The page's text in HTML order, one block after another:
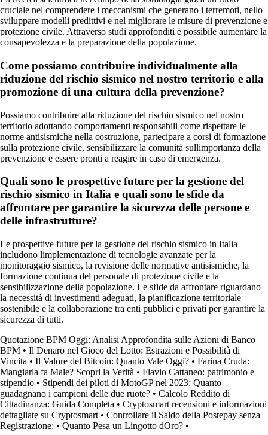
cruciale nel comprendere i meccanismi che generano i terremoti, nello
sviluppare modelli predittivi e nel migliorare le misure di prevenzione e
protezione civile. Attraverso studi approfonditi è possibile aumentare la
consapevolezza e la preparazione della popolazione.
Come possiamo contribuire individualmente alla
riduzione del rischio sismico nel nostro territorio e alla
promozione di una cultura della prevenzione?
Possiamo contribuire alla riduzione del rischio sismico nel nostro
territorio adottando comportamenti responsabili come rispettare le
norme antisismiche nella costruzione, partecipare a corsi di formazione
sulla protezione civile, sensibilizzare la comunità sullimportanza della
prevenzione e essere pronti a reagire in caso di emergenza.
Quali sono le prospettive future per la gestione del
rischio sismico in Italia e quali sono le sfide da
affrontare per garantire la sicurezza delle persone e
delle infrastrutture?
Le prospettive future per la gestione del rischio sismico in Italia
includono limplementazione di tecnologie avanzate per la
monitoraggio sismico, la revisione delle normative antisismiche, la
formazione continua del personale di protezione civile e la
sensibilizzazione della popolazione. Le sfide da affrontare riguardano
la necessità di investimenti adeguati, la pianificazione territoriale
sostenibile e la collaborazione tra enti pubblici e privati per garantire la
sicurezza di tutti.
Quotazione BPM Oggi: Analisi Approfondita sulle Azioni di Banco
BPM • Il Denaro nel Gioco del Lotto: Estrazioni e Possibilità di
Vincita • Il Valore del Bitcoin: Quanto Vale Oggi? • Farina Cruda:
Mangiarla fa Male? Scopri la Verità • Flavio Cattaneo: patrimonio e
stipendio • Stipendi dei piloti di MotoGP nel 2023: Quanto
guadagnano i campioni delle due ruote? • Calcolo Reddito di
Cittadinanza: Guida Completa • Cryptosmart recensioni e informazioni
dettagliate su Cryptosmart • Controllare il Saldo della Postepay senza
Registrazione: • Quanto Pesa un Lingotto dOro? •